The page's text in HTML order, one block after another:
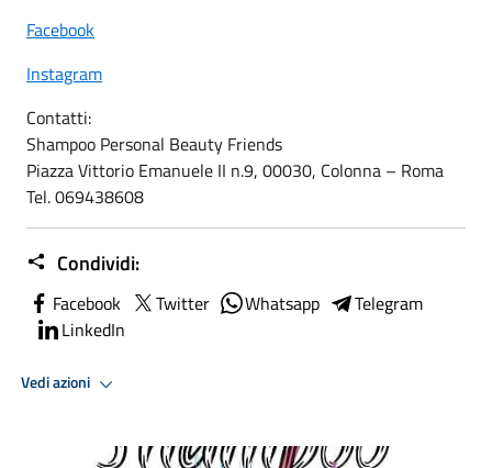
Facebook
Instagram
Contatti:
Shampoo Personal Beauty Friends
Piazza Vittorio Emanuele II n.9, 00030, Colonna – Roma
Tel. 069438608
Condividi:
Facebook Twitter Whatsapp
Telegram
LinkedIn
Vedi azioni